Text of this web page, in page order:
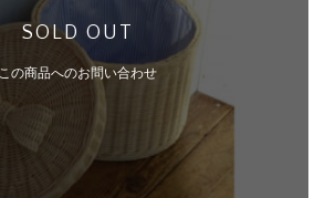
SOLD OUT
この商品へのお問い合わせ